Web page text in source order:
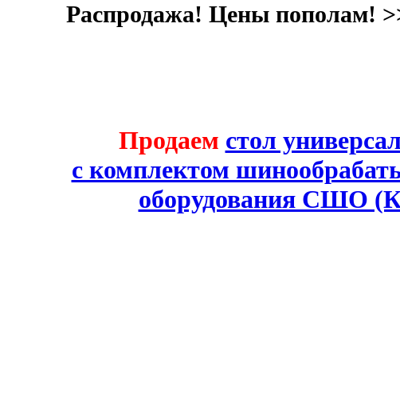
Распродажа! Цены пополам!
Продаем стол
с комплектом
оборудования СШО